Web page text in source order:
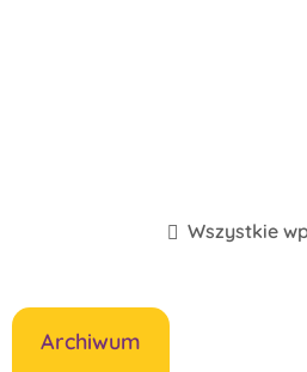
Wszystkie
Archiwum